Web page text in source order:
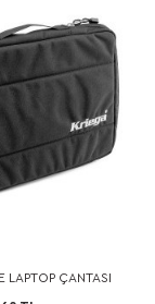
LAPTOP ÇANTASI